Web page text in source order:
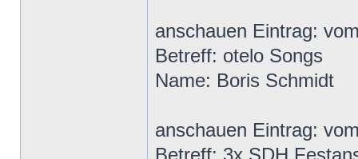
anschauen Eintrag:
Betreff: otelo Songs
Name: Boris Schmidt
anschauen Eintrag:
Betreff: 3x SDH